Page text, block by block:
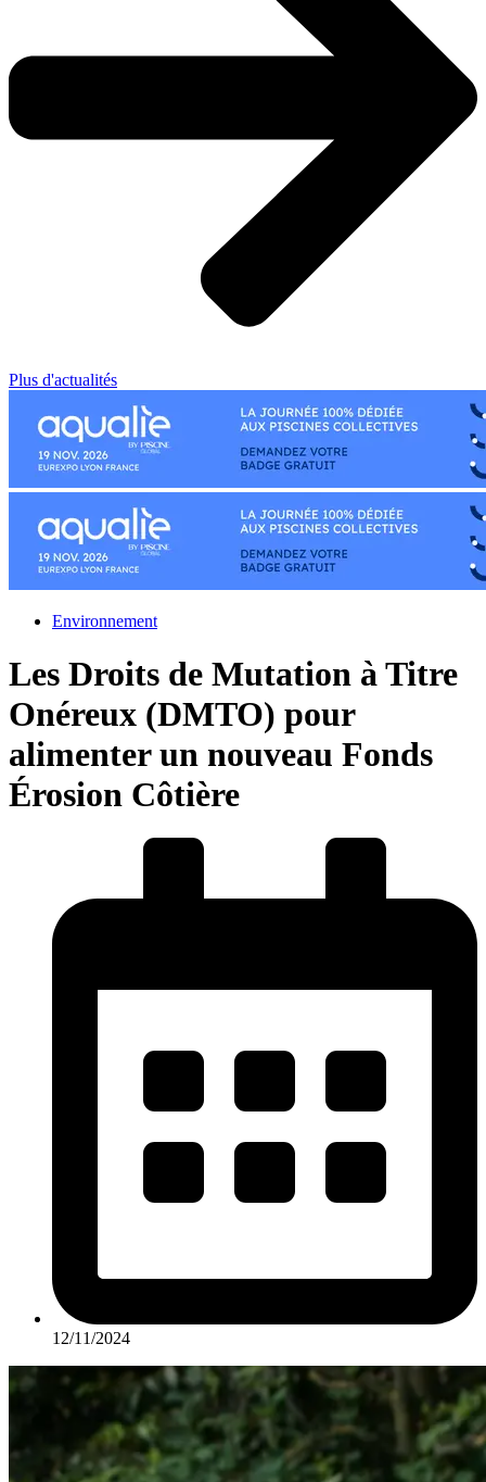
Plus d'actualités
Environnement
Les Droits de Mutation à Titre
Onéreux (DMTO) pour
alimenter un nouveau Fonds
Érosion Côtière
12/11/2024